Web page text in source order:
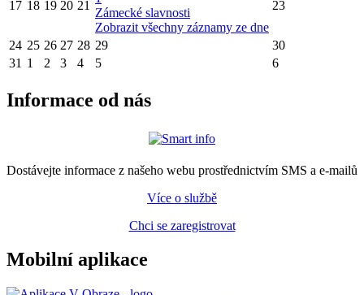
17 18 19 20 21
Zámecké slavnosti
Zobrazit všechny záznamy ze dne
23
24 25 26 27 28 29
30
31 1 2 3 4 5 6
Informace od nás
Dostávejte informace z našeho webu prostřednictvím SMS a e-mailů
Více o službě
Chci se zaregistrovat
Mobilní aplikace